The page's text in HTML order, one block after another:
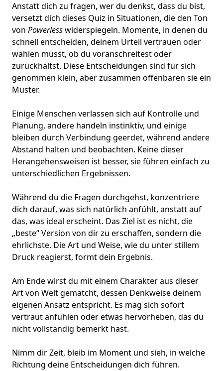
Anstatt dich zu fragen, wer du denkst, dass du bist,
versetzt dich dieses Quiz in Situationen, die den Ton
von Powerlesswiderspiegeln. Momente, in denen du
schnell entscheiden, deinem Urteil vertrauen oder
wählen musst, ob du voranschreitest oder
zurückhältst. Diese Entscheidungen sind für sich
genommen klein, aber zusammen offenbaren sie ein
Muster.
Einige Menschen verlassen sich auf Kontrolle und
Planung, andere handeln instinktiv, und einige
bleiben durch Verbindung geerdet, während andere
Abstand halten und beobachten. Keine dieser
Herangehensweisen ist besser, sie führen einfach zu
unterschiedlichen Ergebnissen.
Während du die Fragen durchgehst, konzentriere
dich darauf, was sich natürlich anfühlt, anstatt auf
das, was ideal erscheint. Das Ziel ist es nicht, die
„beste“ Version von dir zu erschaffen, sondern die
ehrlichste. Die Art und Weise, wie du unter stillem
Druck reagierst, formt dein Ergebnis.
Am Ende wirst du mit einem Charakter aus dieser
Art von Weltgematcht, dessen Denkweise deinem
eigenen Ansatz entspricht. Es mag sich sofort
vertraut anfühlen oder etwas hervorheben, das du
nicht vollständig bemerkt hast.
Nimm dir Zeit, bleib im Moment und sieh, in welche
Richtung deine Entscheidungen dich führen.